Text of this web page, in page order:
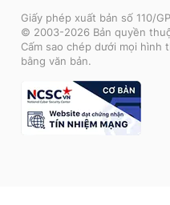
Giấy phép xuất bản số 110/
© 2003-2026 Bản quyền
Cấm sao chép dưới mọi hình
bằng văn bản.